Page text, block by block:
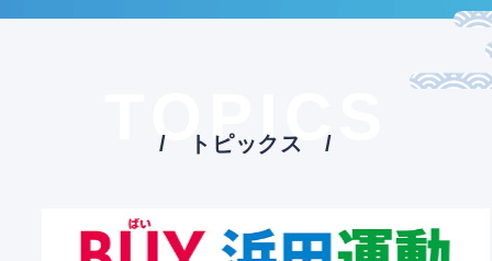
TOPICS
トピックス